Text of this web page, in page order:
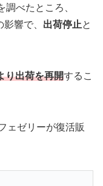
べたところ、
響で、 出荷停止と
り出荷を再開するこ
ェゼリーが復活販